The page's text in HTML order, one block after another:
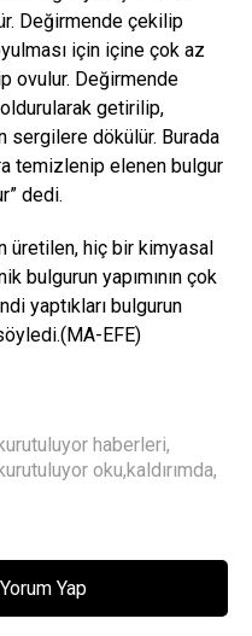
Değirmende çekilip
için içine çok az
ovulur. Değirmende
getirilip,
sergilere dökülür. Burada
temizlenip elenen bulgur
dedi.
üretilen, hiç bir kimyasal
bulgurun yapımının çok
yaptıkları bulgurun
EFE)
haberleri,
oku,kaldırımda,
Yap